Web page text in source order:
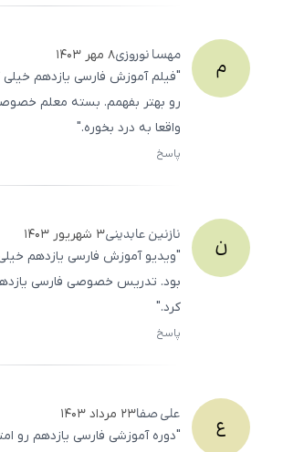
م مهسانوروزی۸ مهر ۱۴۰۳
"فیلم آموزش فارسی یازدهم
رو بهتر بفهمم. بسته معلم
واقعا به درد بخوره."
پاسخ
ن نازنینعابدینی۳ شهریور ۱۴۰۳
"ویدیو آموزش فارسی یازدهم
بود. تدریس خصوصی فارسی
کرد."
پاسخ
ع علیصفا۲۳ مرداد ۱۴۰۳
"دوره آموزشی فارسی یازدهم رو